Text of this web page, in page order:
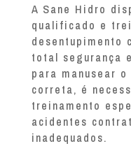
A Sane Hidro
qualificado e
desentupimento
total segurança
para manusear
correta, é
treinamento
acidentes
inadequados.